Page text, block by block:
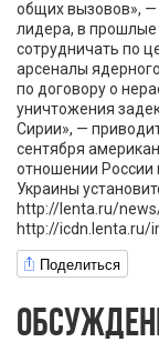
общих вызовов», —
лидера, в прошлые
сотрудничать по
арсеналы
по договору о
уничтожения
Сирии», —
сентября
отношении России
Украины
http://lenta.ru/
http://icdn.lenta.ru/
Поделиться